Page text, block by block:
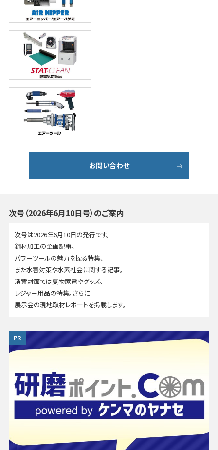
お問い合わせ
次号（2026年6月10日号）のご案内
次号は2026年6月10日の発行です。
鋼材加工の企画記事、
パワーツールの魅力を探る特集、
また水害対策や水素社会に関する記事。
消費財面では夏物家電やグッズ、
レジャー用品の特集。さらに
展示会の現地取材レポートを掲載します。